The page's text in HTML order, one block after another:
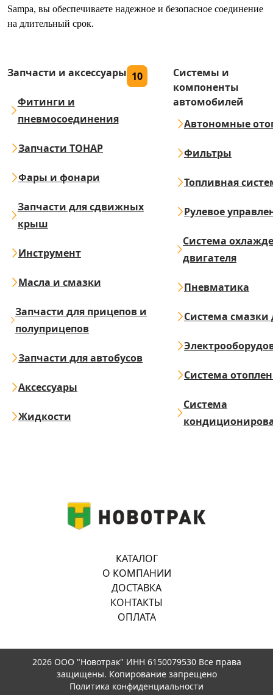
Sampa, вы обеспечиваете надежное и безопасное соединение
на длительный срок.
Запчасти и аксессуары 10
Фитинги и
пневмосоединения
Запчасти ТОНАР
Фары и фонари
Запчасти для сдвижных
крыш
Инструмент
Масла и смазки
Запчасти для прицепов и
полуприцепов
Запчасти для автобусов
Аксессуары
Жидкости
Системы и
компоненты
автомобилей
Автономные
Фильтры
Топливная
Рулевое
Система
двигателя
Пневматика
Система смазки
Система
Система
КАТАЛОГ
О КОМПАНИИ
ДОСТАВКА
КОНТАКТЫ
ОПЛАТА
2026 ООО "Новотрак" ИНН 6150079530 Все права
защищены. Копирование запрещено
Политика конфиденциальности